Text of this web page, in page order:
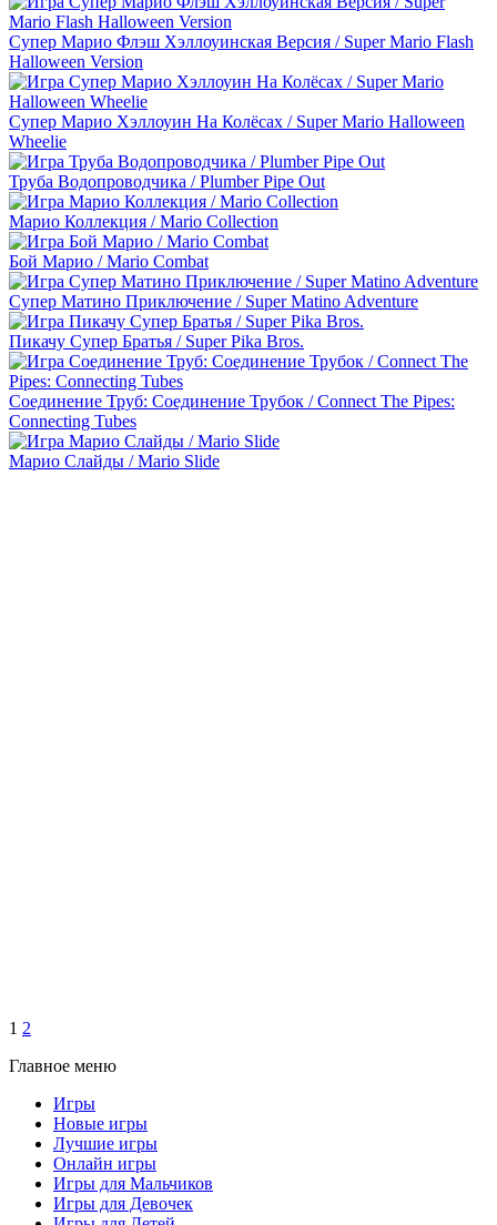
Супер Марио Флэш Хэллоуинская Версия / Super Mario Flash
Halloween Version
Супер Марио Хэллоуин На Колёсах / Super Mario Halloween
Wheelie
Труба Водопроводчика / Plumber Pipe Out
Марио Коллекция / Mario Collection
Бой Марио / Mario Combat
Супер Матино Приключение / Super Matino Adventure
Пикачу Супер Братья / Super Pika Bros.
Соединение Труб: Соединение Трубок / Connect The Pipes:
Connecting Tubes
Марио Слайды / Mario Slide
1 2
Главное меню
Игры
Новые игры
Лучшие игры
Онлайн игры
Игры для Мальчиков
Игры для Девочек